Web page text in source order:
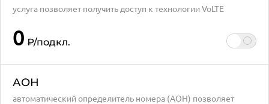
услуга позволяет получить доступ к технологии VoLTE
0 ₽/подкл.
АОН
автоматический определитель номера (АОН) позволяет